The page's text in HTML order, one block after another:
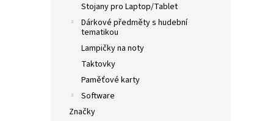
Stojany pro Laptop/Tablet
Dárkové předměty s hudební
tematikou
Lampičky na noty
Taktovky
Paměťové karty
Software
Značky